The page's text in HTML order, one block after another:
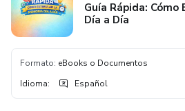
Guía Rápida:
Día a Día
Formato: eBooks o Documentos
Idioma: Español